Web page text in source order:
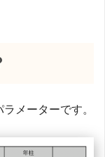
メーターです。